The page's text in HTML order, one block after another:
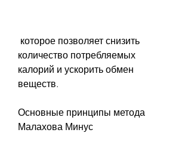
количество потребляемых
калорий и ускорить обмен
веществ.
Основные принципы метода
Малахова Минус